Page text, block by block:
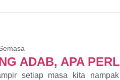
ADAB, APA
setiap masa kita